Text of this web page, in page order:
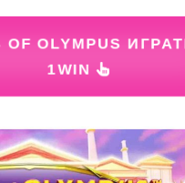
OF OLYMPUS
1WIN